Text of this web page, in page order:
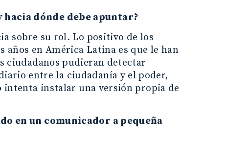
dónde debe apuntar?
sobre su rol. Lo positivo de los
años en América Latina es que le han
pudieran detectar
entre la ciudadanía y el poder,
intenta instalar una versión propia de
en un comunicador a pequeña